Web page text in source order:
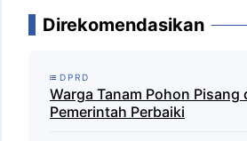
Direkomendasikan
DPRD
Warga Tanam Pohon
Pemerintah Perbaiki